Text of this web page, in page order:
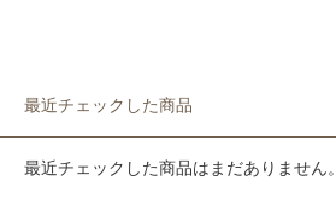
最近チェックした商品
最近チェックした商品はまだありません。